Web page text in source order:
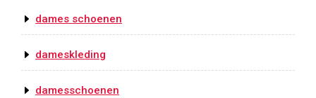
dames schoenen
dameskleding
damesschoenen